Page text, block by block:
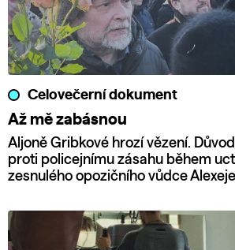
Celovečerní dokument
Až mě zabásnou
Aljoně Gribkové hrozí vězení.
proti policejnímu zásahu během
zesnulého opozičního vůdce